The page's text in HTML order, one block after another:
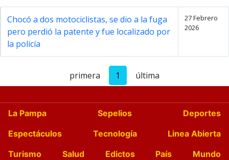
Chocó a dos motociclistas, se dio a la fuga
pero perdió la patente y fue localizado por
la policía
27 Febrero
2026
primera 1 última
La Pampa Sepelios
Deportes
Espectáculos
Tecnología
Linea Abierta
Turismo
Salud Edictos País
Mundo